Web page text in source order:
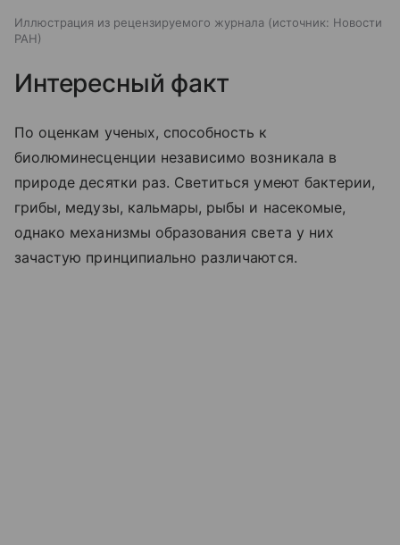
Иллюстрация из рецензируемого журнала источник: Новости
РАН
Интересный факт
По оценкам ученых, способность к
биолюминесценции независимо возникала в
природе десятки раз. Светиться умеют бактерии,
грибы, медузы, кальмары, рыбы и насекомые,
однако механизмы образования света у них
зачастую принципиально различаются.